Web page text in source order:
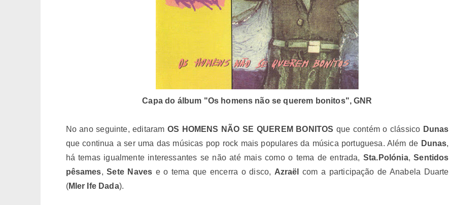
Capa do álbum "Os homens não se querem bonitos", GNR
No ano seguinte, editaram OS HOMENS NÃO SE QUEREM BONITOS que contém o clássico Dunas
que continua a ser uma das músicas pop rock mais populares da música portuguesa. Além de Dunas,
há temas igualmente interessantes se não até mais como o tema de entrada, Sta.Polónia,Sentidos
pêsames,Sete Naves e o tema que encerra o disco, Azraël
com a participação de Anabela Duarte
(Mler Ife Dada).